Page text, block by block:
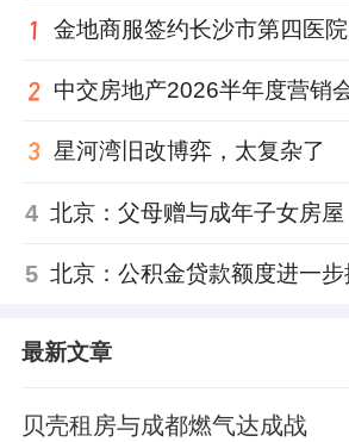
金地商服签约长沙市第四医院
星河湾旧改博弈，太复杂了
4
5
最新文章
贝壳租房与成都燃气达成战